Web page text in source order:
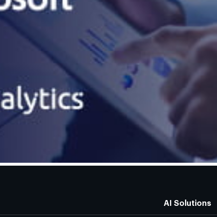
AI Solutions